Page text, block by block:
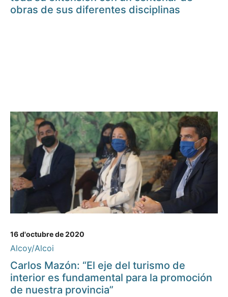
obras de sus diferentes disciplinas
16 d'octubre de 2020
Alcoy/Alcoi
Carlos Mazón: “El eje del turismo de
interior es fundamental para la promoción
de nuestra provincia”